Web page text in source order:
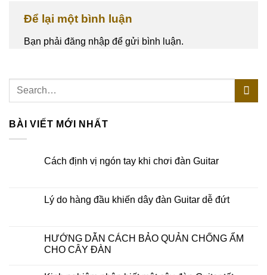
BÀI VIẾT MỚI NHẤT
Cách định vị ngón tay khi chơi đàn Guitar
Lý do hàng đầu khiến dây đàn Guitar dễ đứt
HƯỚNG DẪN CÁCH BẢO QUẢN CHỐNG ẨM
CHO CÂY ĐÀN
Để lại một bình luận
Bạn phải đăng nhập để gửi bình luận.